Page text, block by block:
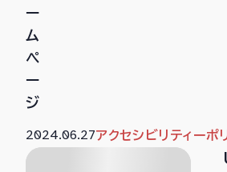
ー
ム
ペ
ー
ジ
2024.06.27アクセシビリティーポ